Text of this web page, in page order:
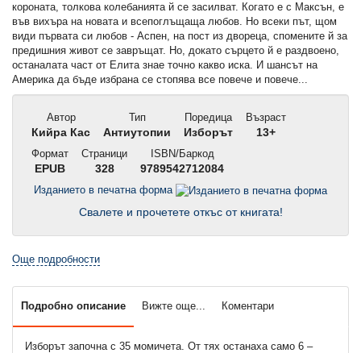
короната, толкова колебанията й се засилват. Когато е с Максън, е
във вихъра на новата и всепоглъщаща любов. Но всеки път, щом
види първата си любов - Аспен, на пост из двореца, спомените й за
предишния живот се завръщат. Но, докато сърцето й е раздвоено,
останалата част от Елита знае точно какво иска. И шансът на
Америка да бъде избрана се стопява все повече и повече...
Автор
Кийра Кас
Тип
Антиутопии
Поредица
Изборът
Възраст
13+
Формат
EPUB
Страници
328
ISBN/Баркод
9789542712084
Изданието в печатна форма
Свалете и прочетете откъс от книгата!
Още подробности
Подробно описание Вижте още... Коментари
Изборът започна с 35 момичета. От тях останаха само 6 –